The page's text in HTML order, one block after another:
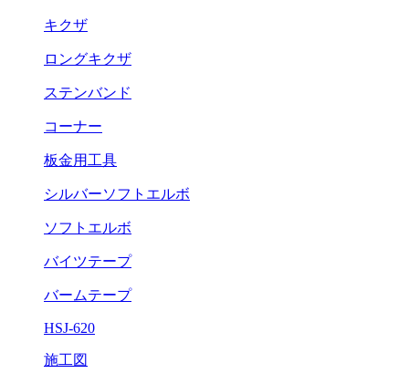
キクザ
ロングキクザ
ステンバンド
コーナー
板金用工具
シルバーソフトエルボ
ソフトエルボ
バイツテープ
バームテープ
HSJ-620
施工図